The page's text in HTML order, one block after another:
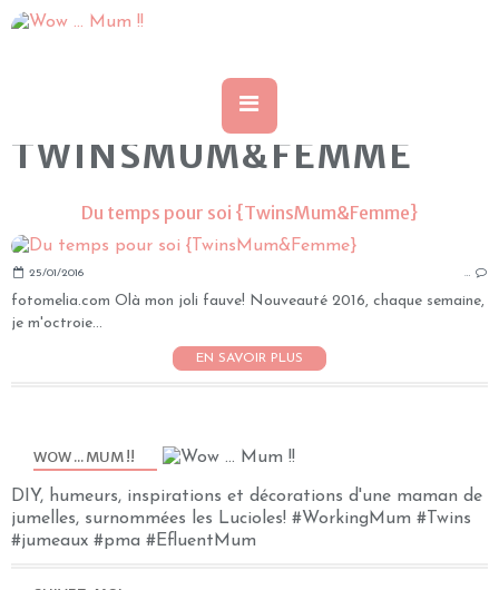
TWINSMUM&FEMME
Du temps pour soi {TwinsMum&Femme}
25/01/2016 …
fotomelia.com Olà mon joli fauve! Nouveauté 2016, chaque semaine,
je m'octroie...
EN SAVOIR PLUS
WOW ... MUM !!
DIY, humeurs, inspirations et décorations d'une maman de
jumelles, surnommées les Lucioles! #WorkingMum #Twins
#jumeaux #pma #EfluentMum